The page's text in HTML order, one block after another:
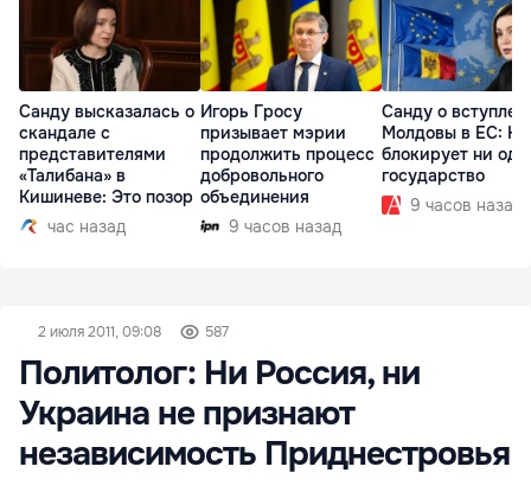
Санду высказалась о
скандале с
представителями
«Талибана» в
Кишиневе: Это позор
час назад
Игорь Гросу
призывает мэрии
продолжить процесс
добровольного
объединения
9 часов назад
Санду о
Молдовы в ЕС:
блокирует ни
государство
9 часов назад
2 июля 2011, 09:08 587
Политолог: Ни Россия, ни
Украина не признают
независимость Приднестровья